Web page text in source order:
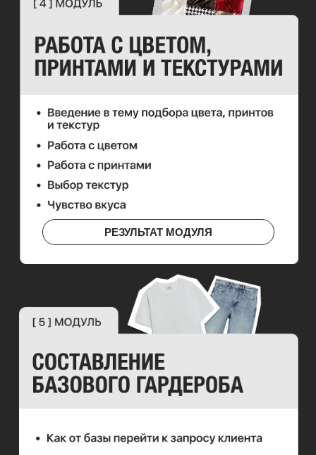
РЕЗУЛЬТАТ МОДУЛЯ
РЕЗУЛЬТАТ МОДУЛЯ